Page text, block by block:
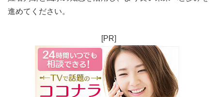
進めてください。
[PR]